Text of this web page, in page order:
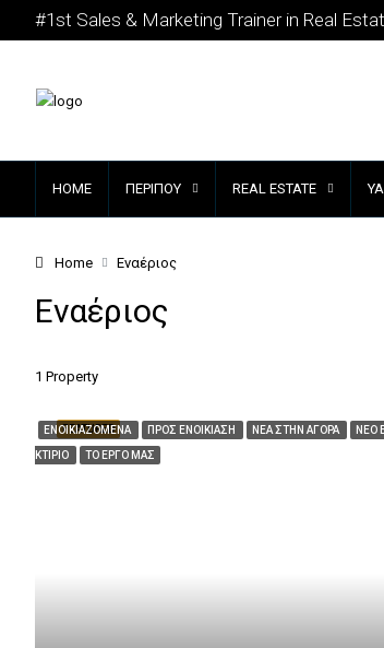
#1st Sales & Marketing Trainer in Real
HOME ΠΕΡΊΠΟΥ REAL ESTATE
Home Εναέριος
Εναέριος
1 Property
FEATURED
ΕΝΟΙΚΙΑΖΌΜΕΝΑ ΠΡΟΣ ΕΝΟΙΚΊΑΣΗ ΝΈΑ ΣΤΗΝ ΑΓΟΡΆ ΝΈΟ
ΚΤΊΡΙΟ ΤΟ ΈΡΓΟ ΜΑΣ